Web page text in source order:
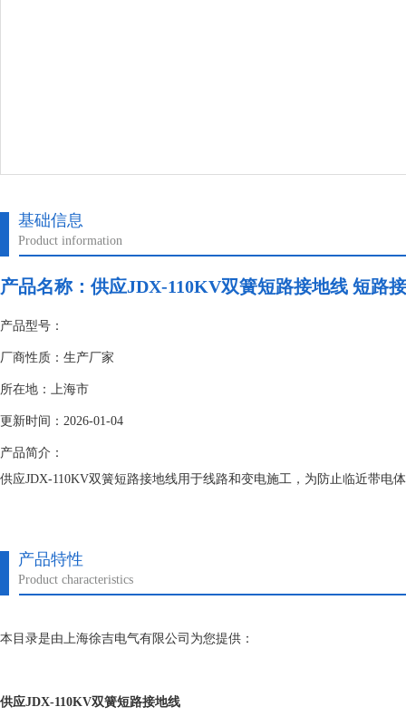
基础信息
Product information
产品名称： 供应JDX-110KV双簧短路接地线 短路
产品型号：
厂商性质：生产厂家
所在地：上海市
更新时间：2026-01-04
产品简介：
供应JDX-110KV双簧短路接地线用于线路和变电施工，为防止临近带电
产品特性
Product characteristics
本目录是由上海徐吉电气有限公司为您提供：
供应JDX-110KV双簧短路接地线